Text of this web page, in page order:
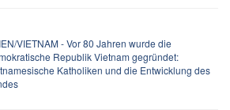
VIETNAM - Vor 80 Jahren wurde die
Republik Vietnam gegründet:
Katholiken und die Entwicklung des